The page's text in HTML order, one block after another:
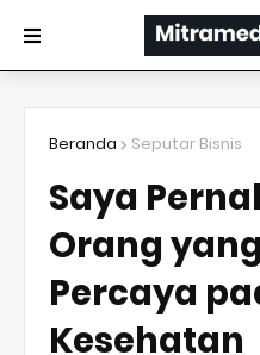
Beranda Seputar Bisnis
Saya
Orang
Percaya
Kesehatan